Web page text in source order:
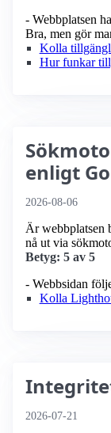
- Webbplatsen
Bra, men gör
Kolla
Hur funkar
enligt
2026-08-06
Är webbplatsen
nå ut via
Betyg: 5 av 5
- Webbsidan
Kolla
2026-07-21